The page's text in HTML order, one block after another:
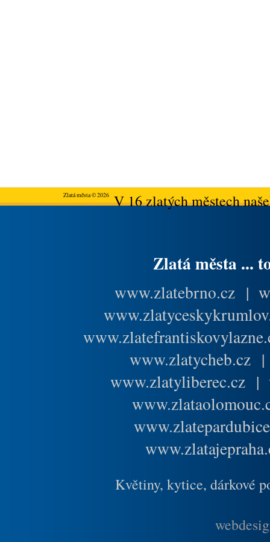
Zlatá města © 2026V 16 zlatých městech
Zlatá města ...
www.zlatebrno.cz |
www.zlatycheb.cz
www.zlatyliberec.cz |
Květiny, kytice, dárkové